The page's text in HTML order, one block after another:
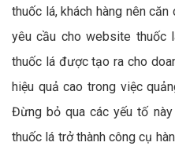
thuốc lá, khách hàng nên
yêu cầu cho website thuốc
thuốc lá được tạo ra cho
hiệu quả cao trong việc
Đừng bỏ qua các yếu tố
thuốc lá trở thành công cụ